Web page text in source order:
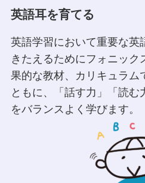
英語耳を育てる
英語学習において重要な英
きたえるためにフォニック
果的な教材、カリキュラム
ともに、「話す力」「読
をバランスよく学びます。